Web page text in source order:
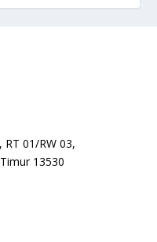
RT 01/RW 03,
13530